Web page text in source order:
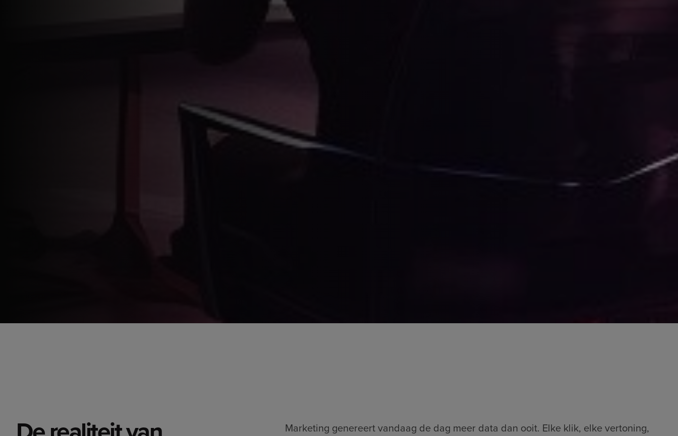
Marketing genereert vandaag de dag meer data dan ooit. Elke klik, elke vertoning,